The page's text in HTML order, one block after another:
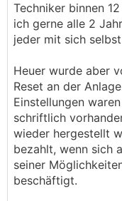
Techniker binnen
ich gerne alle 2
jeder mit sich
Heuer wurde aber
Reset an der
Einstellungen
schriftlich
wieder hergestellt
bezahlt, wenn sich
seiner
beschäftigt.